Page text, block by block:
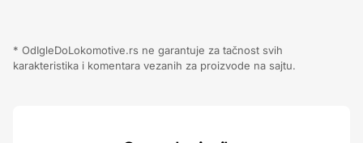
* OdIgleDoLokomotive.rs ne garantuje za tačnost svih
karakteristika i komentara vezanih za proizvode na sajtu.